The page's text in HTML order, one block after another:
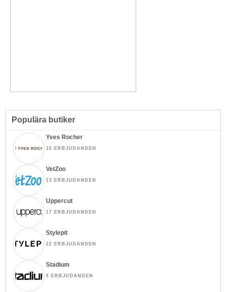
Populära butiker
Yves Rocher
16 ERBJUDANDEN
VetZoo
13 ERBJUDANDEN
Uppercut
17 ERBJUDANDEN
Stylepit
22 ERBJUDANDEN
Stadium
5 ERBJUDANDEN